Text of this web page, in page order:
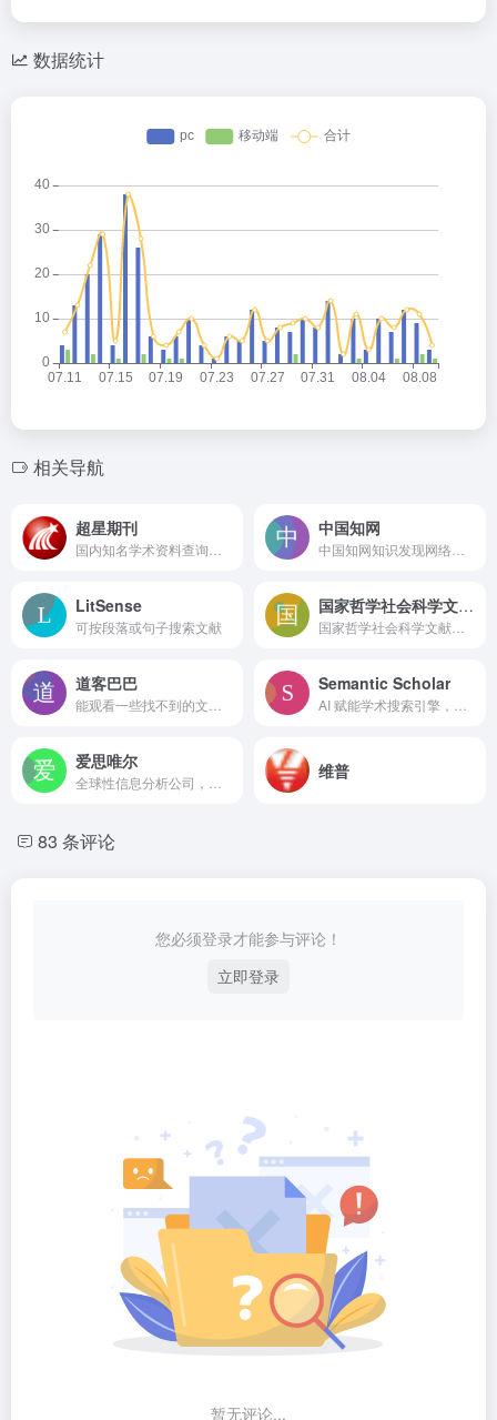
数据统计
相关导航
超星期刊 中国知网
LitSense
可按段落或句子搜索文献
国家哲学社会科学文献中心
道客巴巴 Semantic Scholar
爱思唯尔 维普
83 条评论
您必须登录才能参与评论！
立即登录
暂无评论...